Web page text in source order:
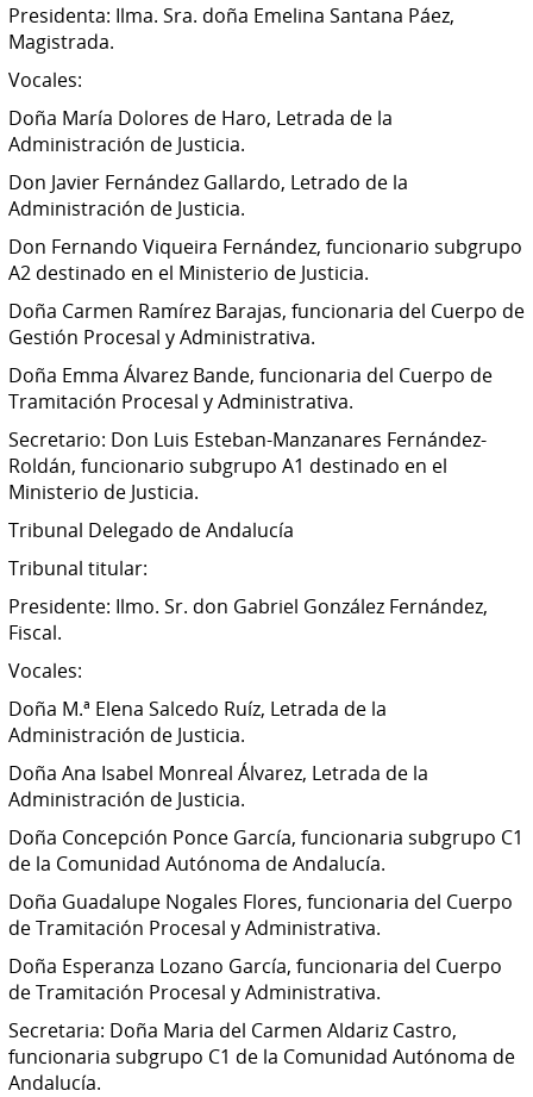
Presidenta: Ilma. Sra. doña Emelina Santana Páez,
Magistrada.
Vocales:
Doña María Dolores de Haro, Letrada de la
Administración de Justicia.
Don Javier Fernández Gallardo, Letrado de la
Administración de Justicia.
Don Fernando Viqueira Fernández, funcionario subgrupo
A2 destinado en el Ministerio de Justicia.
Doña Carmen Ramírez Barajas, funcionaria del Cuerpo de
Gestión Procesal y Administrativa.
Doña Emma Álvarez Bande, funcionaria del Cuerpo de
Tramitación Procesal y Administrativa.
Secretario: Don Luis Esteban-Manzanares Fernández-
Roldán, funcionario subgrupo A1 destinado en el
Ministerio de Justicia.
Tribunal Delegado de Andalucía
Tribunal titular:
Presidente: Ilmo. Sr. don Gabriel González Fernández,
Fiscal.
Vocales:
Doña M.ª Elena Salcedo Ruíz, Letrada de la
Administración de Justicia.
Doña Ana Isabel Monreal Álvarez, Letrada de la
Administración de Justicia.
Doña Concepción Ponce García, funcionaria subgrupo C1
de la Comunidad Autónoma de Andalucía.
Doña Guadalupe Nogales Flores, funcionaria del Cuerpo
de Tramitación Procesal y Administrativa.
Doña Esperanza Lozano García, funcionaria del Cuerpo
de Tramitación Procesal y Administrativa.
Secretaria: Doña Maria del Carmen Aldariz Castro,
funcionaria subgrupo C1 de la Comunidad Autónoma de
Andalucía.